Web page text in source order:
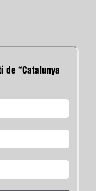
de “Catalunya